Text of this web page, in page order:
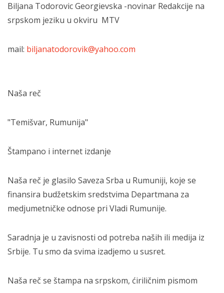
Biljana Todorovic Georgievska -novinar Redakcije na
srpskom jeziku u okviru MTV
mail: biljanatodorovik@yahoo.com
Naša reč
"Temišvar, Rumunija"
Štampano i internet izdanje
Naša reč je glasilo Saveza Srba u Rumuniji, koje se
finansira budžetskim sredstvima Departmana za
medjumetničke odnose pri Vladi Rumunije.
Saradnja je u zavisnosti od potreba naših ili medija iz
Srbije. Tu smo da svima izadjemo u susret.
Naša reč se štampa na srpskom, ćiriličnim pismom